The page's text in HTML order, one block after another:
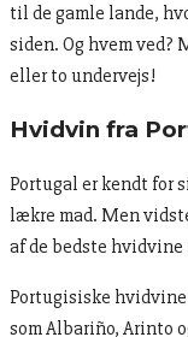
til de gamle lande,
siden. Og hvem ved?
eller to undervejs!
Hvidvin fra
Portugal er kendt for
lækre mad. Men
af de bedste hvidvine
Portugisiske
som Albariño, Arinto